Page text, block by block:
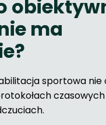
ma
sportowa nie